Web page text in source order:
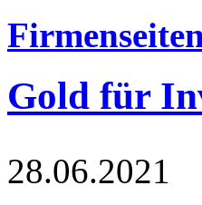
Gold für
28.06.2021